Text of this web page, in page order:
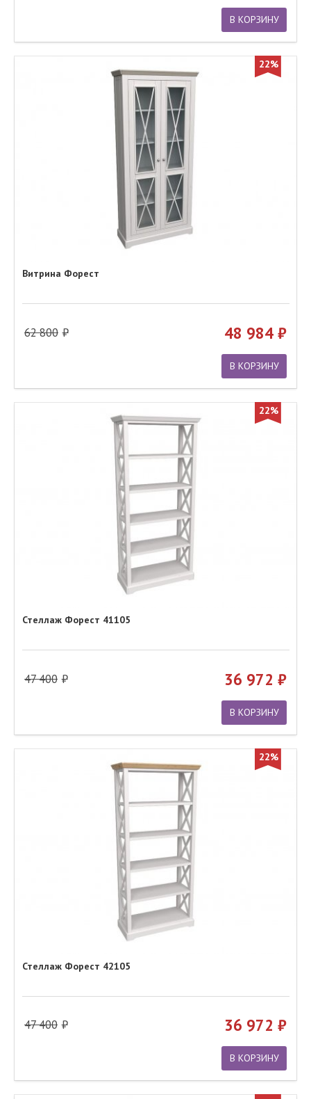
В КОРЗИНУ
22%
Витрина Форест
62 800 48 984
В КОРЗИНУ
22%
Стеллаж Форест 41105
47 400 36 972
В КОРЗИНУ
22%
Стеллаж Форест 42105
47 400 36 972
В КОРЗИНУ